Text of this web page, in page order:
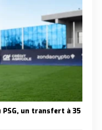
un transfert à 35